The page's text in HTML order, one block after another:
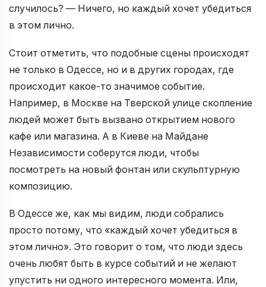
случилось? — Ничего, но каждый хочет убедиться
в этом лично.
Стоит отметить, что подобные сцены происходят
не только в Одессе, но и в других городах, где
происходит какое-то значимое событие.
Например, в Москве на Тверской улице скопление
людей может быть вызвано открытием нового
кафе или магазина. А в Киеве на Майдане
Независимости соберутся люди, чтобы
посмотреть на новый фонтан или скульптурную
композицию.
В Одессе же, как мы видим, люди собрались
просто потому, что «каждый хочет убедиться в
этом лично». Это говорит о том, что люди здесь
очень любят быть в курсе событий и не желают
упустить ни одного интересного момента. Или,